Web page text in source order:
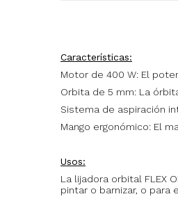
Características:
Motor de 400 W: El
Orbita de 5 mm: La
Sistema de aspiración
Mango ergonómico: El
Usos:
La lijadora orbital FLEX
pintar o barnizar, o para